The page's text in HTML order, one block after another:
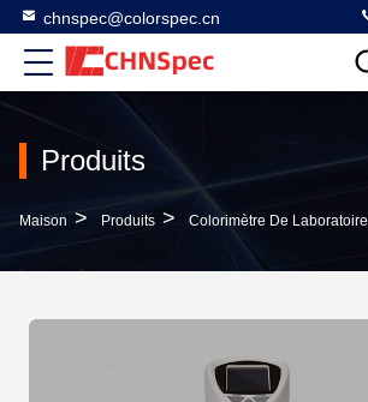
chnspec@colorspec.cn
Produits
Maison > Produits > Colorimètre De Laboratoire